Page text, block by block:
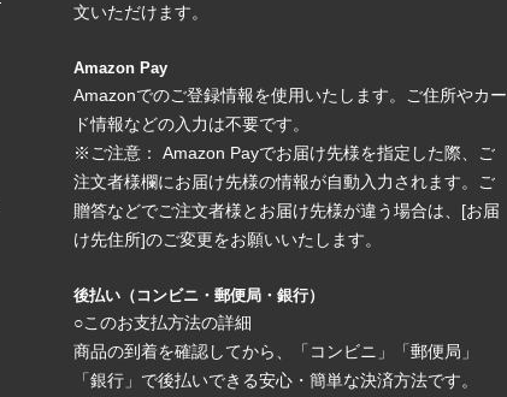
文いただけます。
Amazon Pay
Amazonでのご登録情報を使用いたします。ご住所やカー
ド情報などの入力は不要です。
※ご注意： Amazon Payでお届け先様を指定した際、ご
注文者様欄にお届け先様の情報が自動入力されます。ご
贈答などでご注文者様とお届け先様が違う場合は、[お届
け先住所]のご変更をお願いいたします。
後払い（コンビニ・郵便局・銀行）
○このお支払方法の詳細
商品の到着を確認してから、「コンビニ」「郵便局」
「銀行」で後払いできる安心・簡単な決済方法です。